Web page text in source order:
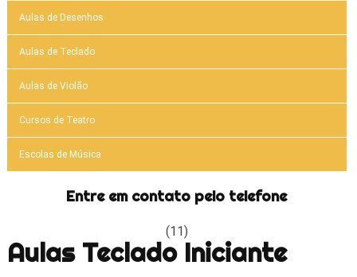
Aulas de Desenhos
Aulas de Teclado
Aulas de Violão
Cursos de Teatro
Escolas de Música
Entre em contato pelo telefone
(11)
Aulas Teclado Iniciante